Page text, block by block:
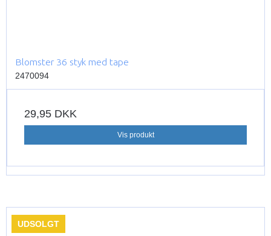
Blomster 36 styk med tape
2470094
29,95 DKK
Vis produkt
UDSOLGT